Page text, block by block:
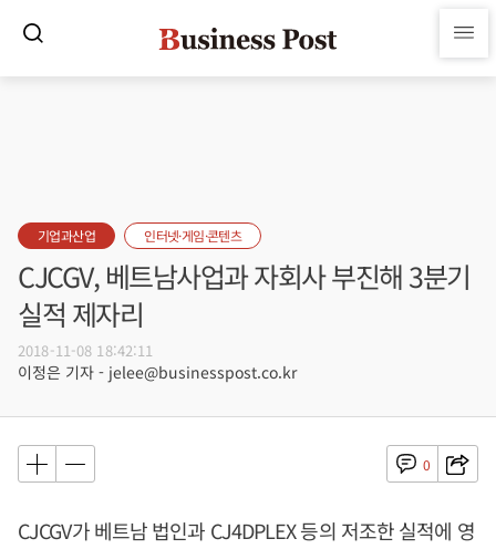
기업과산업 인터넷·게임·콘텐츠
CJCGV, 베트남사업과 자회사 부진해 3분기
실적 제자리
2018-11-08 18:42:11
이정은 기자 - jelee@businesspost.co.kr
0
CJCGV가 베트남 법인과 CJ4DPLEX 등의 저조한 실적에 영